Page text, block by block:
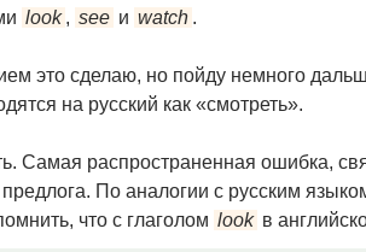
look , see и watch .
это сделаю, но пойду немного
на русский как «смотреть».
Самая распространенная ошибка,
По аналогии с русским
что с глаголом look в